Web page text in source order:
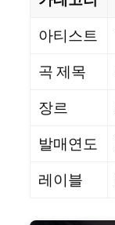
아티스트
곡 제목
장르
발매연도
레이블